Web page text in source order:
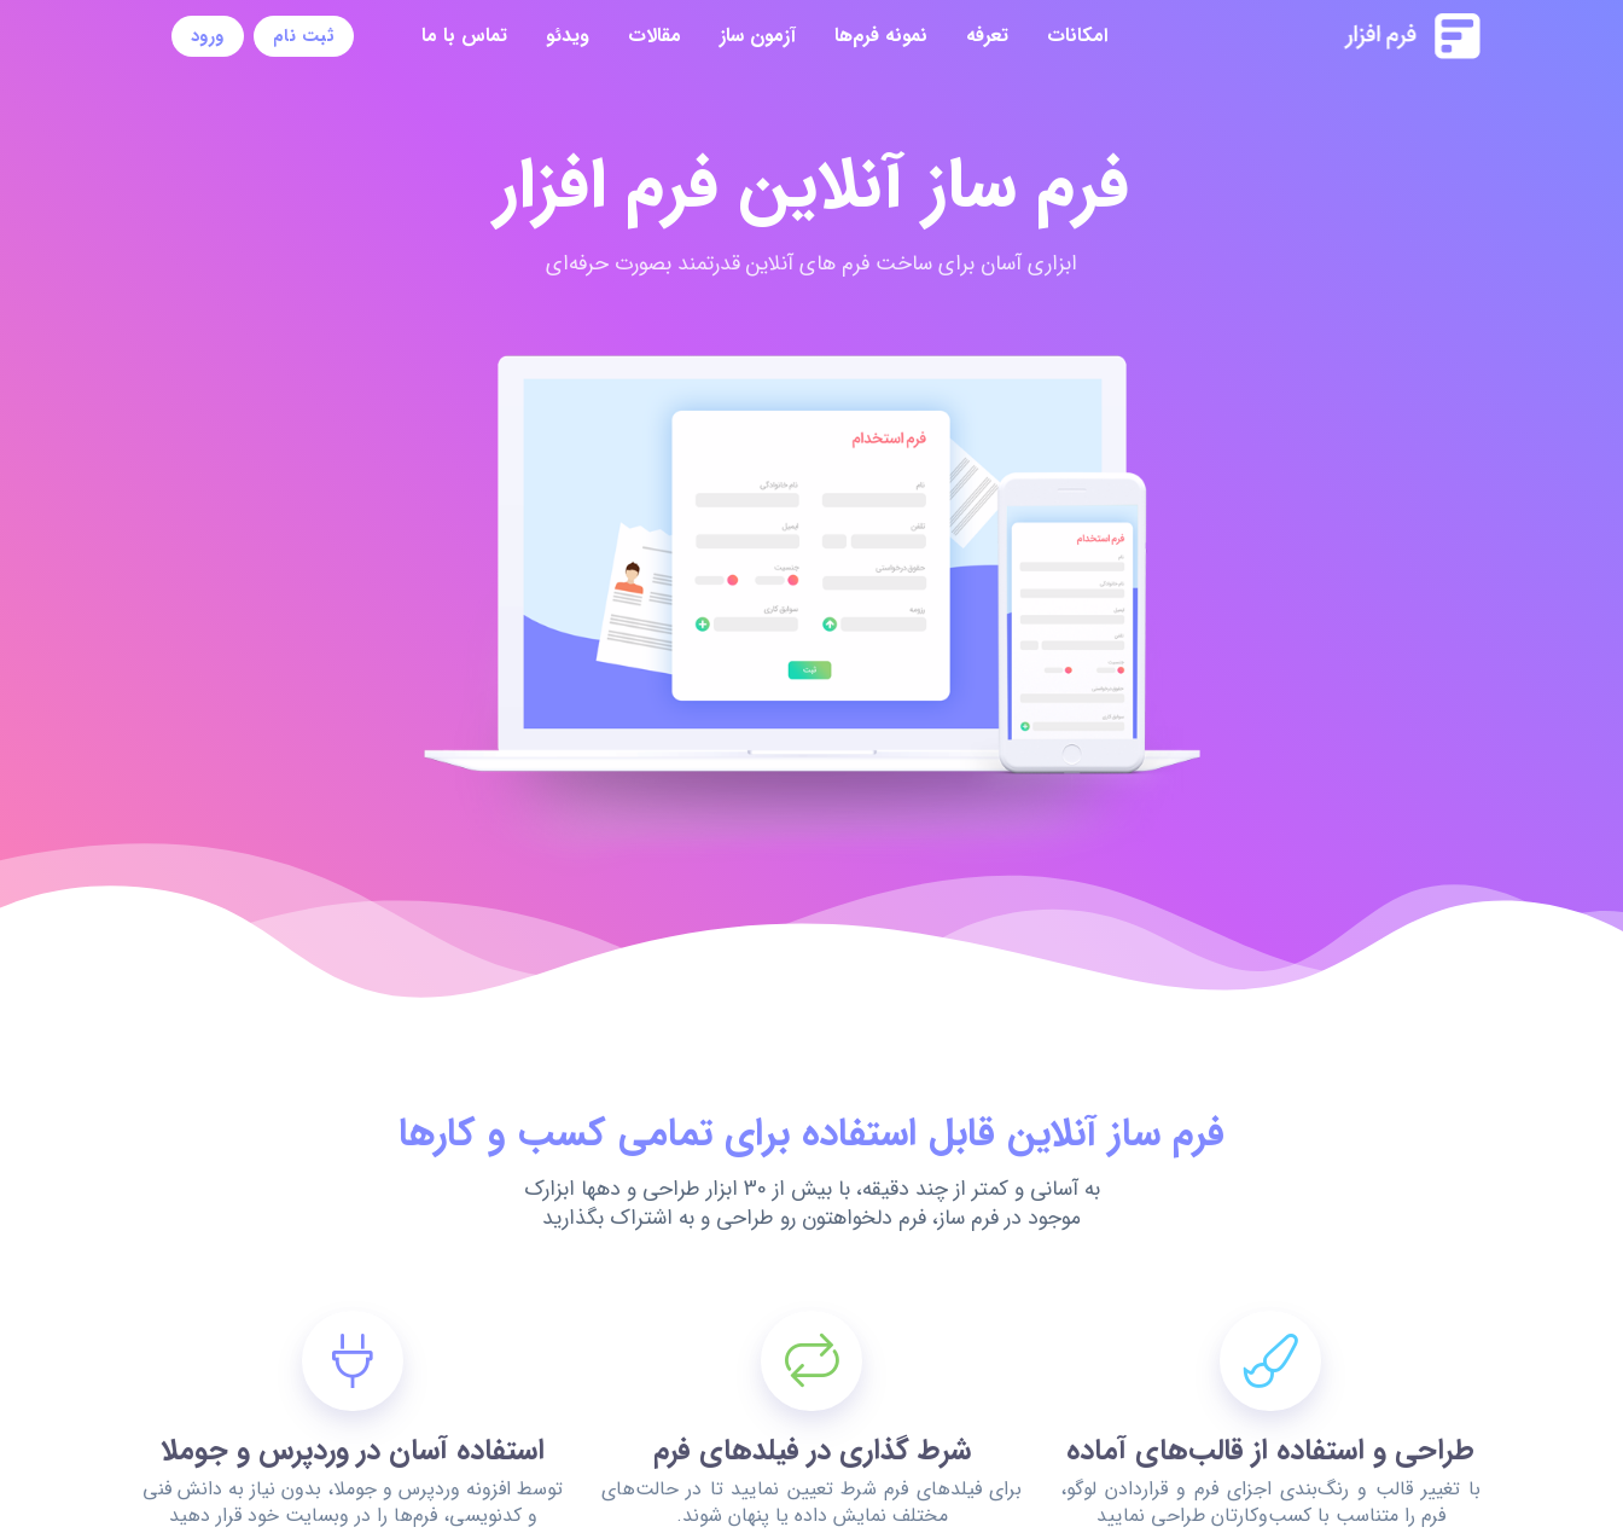
امکانات تعرفه نمونه فرم‌ها آزمون ساز مقالات ویدئو تماس با ما ثبت نام ورود
فرم ساز آنلاین فرم افزار
ابزاری آسان برای ساخت فرم های آنلاین قدرتمند بصورت حرفه‌ای
فرم ساز آنلاین قابل استفاده برای تمامی کسب و کارها
به آسانی و کمتر از چند دقیقه، با بیش از 30 ابزار طراحی و دهها ابزارک
موجود در فرم ساز، فرم دلخواهتون رو طراحی و به اشتراک بگذارید
طراحی و استفاده از قالب‌های آماده
با تغییر قالب و رنگ‌بندی اجزای فرم و قراردادن لوگو،
فرم را متناسب با کسب‌وکارتان طراحی نمایید
شرط گذاری در فیلدهای فرم
برای فیلدهای فرم شرط تعیین نمایید تا در حالت‌های
مختلف نمایش داده یا پنهان شوند.
استفاده آسان در وردپرس و جوملا
توسط افزونه وردپرس و جوملا، بدون نیاز به دانش فنی
و کدنویسی، فرم‌ها را در وبسایت خود قرار دهید